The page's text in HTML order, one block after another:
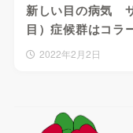
新しい目の病気
目）症候群はコラ
2022年2月2日